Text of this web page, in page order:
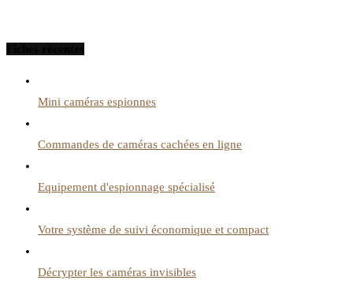
Mini caméras espionnes
Commandes de caméras cachées en ligne
Equipement d'espionnage spécialisé
Votre système de suivi économique et compact
Décrypter les caméras invisibles